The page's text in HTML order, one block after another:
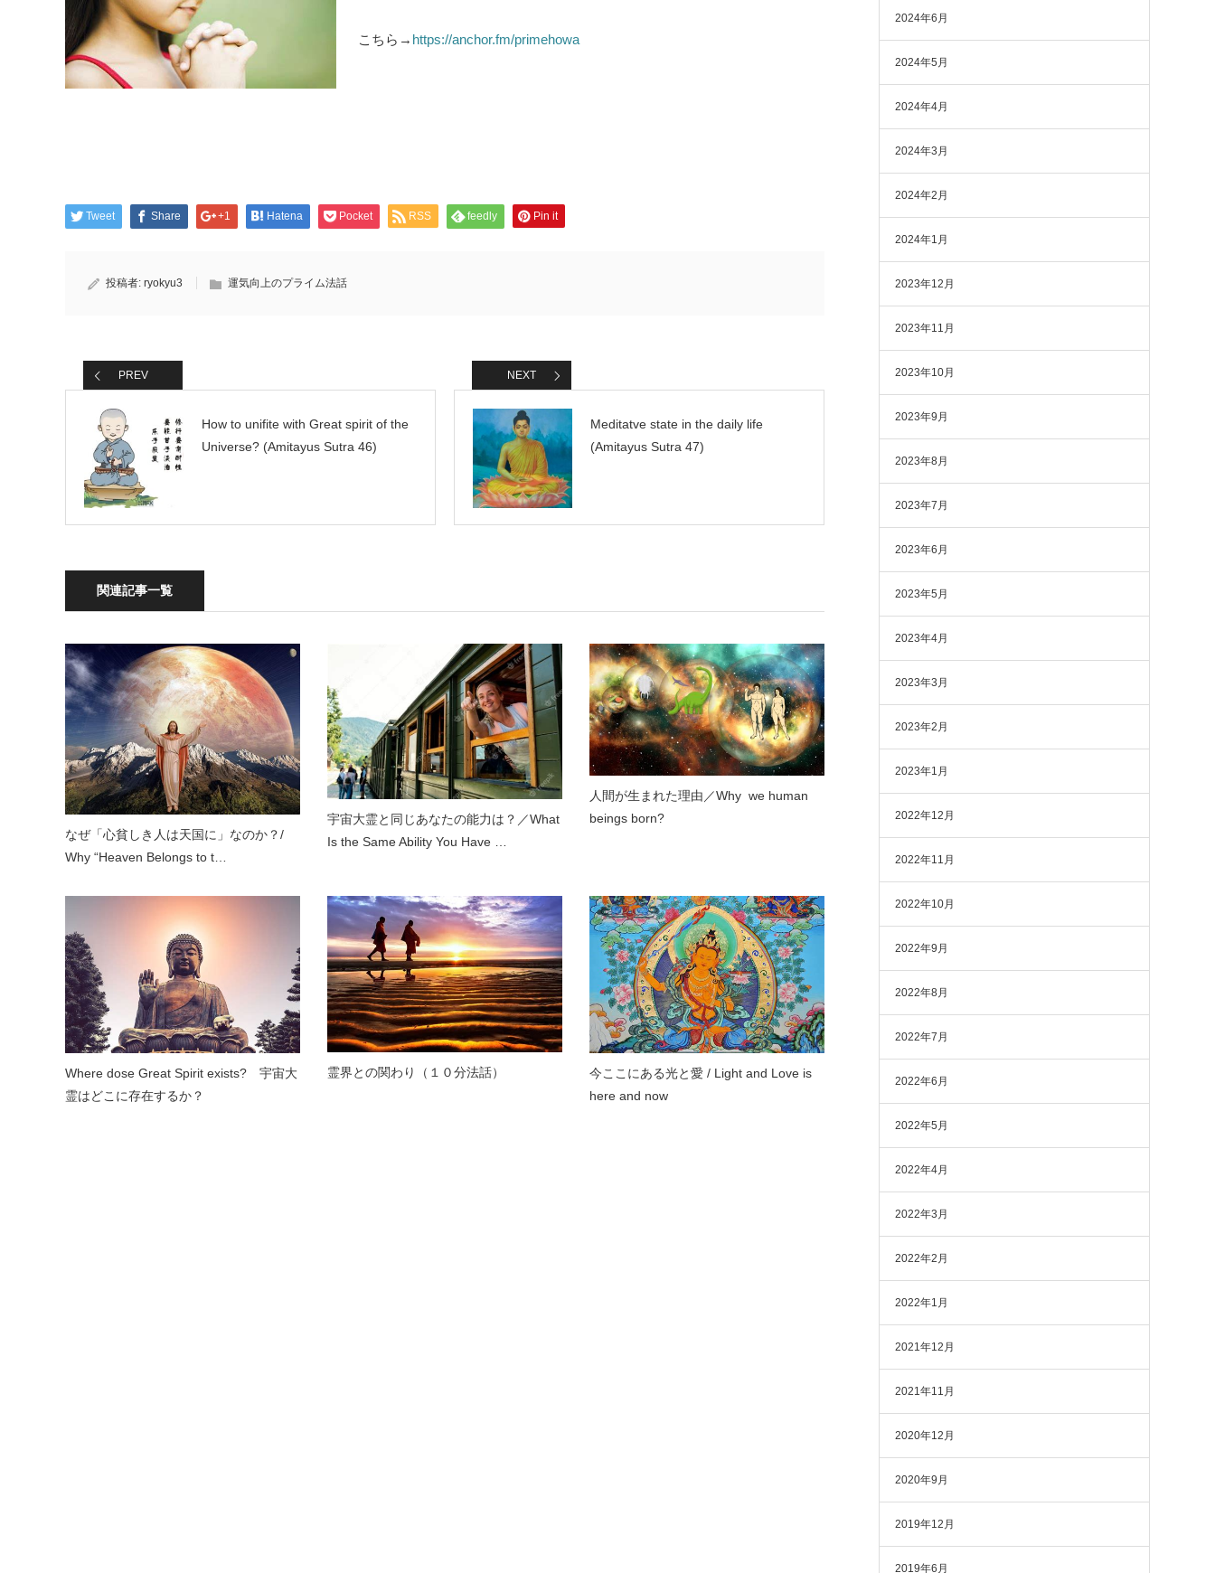
こちら → https://anchor.fm/primehowa
Tweet Share +1 Hatena Pocket RSS feedly Pin it
投稿者: ryokyu3 運気向上のプライム法話
PREV
How to unifite with Great spirit of the
Universe? (Amitayus Sutra 46)
NEXT
Meditatve state in the daily life
(Amitayus Sutra 47)
関連記事一覧
なぜ「心貧しき人は天国に」なのか？/
Why “Heaven Belongs to t…
宇宙大霊と同じあなたの能力は？／What
Is the Same Ability You Have …
人間が生まれた理由／Why we human
beings born?
Where dose Great Spirit exists? 宇宙大
霊はどこに存在するか？
霊界との関わり（１０分法話）
今ここにある光と愛 / Light and Love is
here and now
2024年6月
2024年5月
2024年4月
2024年3月
2024年2月
2024年1月
2023年12月
2023年11月
2023年10月
2023年9月
2023年8月
2023年7月
2023年6月
2023年5月
2023年4月
2023年3月
2023年2月
2023年1月
2022年12月
2022年11月
2022年10月
2022年9月
2022年8月
2022年7月
2022年6月
2022年5月
2022年4月
2022年3月
2022年2月
2022年1月
2021年12月
2021年11月
2020年12月
2020年9月
2019年12月
2019年6月